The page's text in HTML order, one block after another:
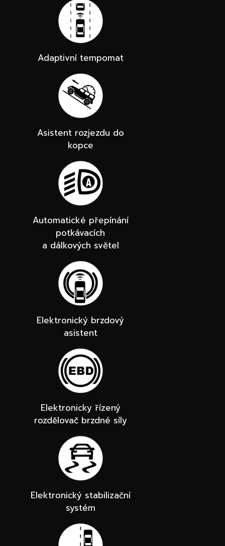
Adaptivní tempomat
Asistent rozjezdu do
kopce
Automatické přepínání
potkávacích
a dálkových světel
Elektronický brzdový
asistent
Elektronicky řízený
rozdělovač brzdné síly
Elektronický stabilizační
systém